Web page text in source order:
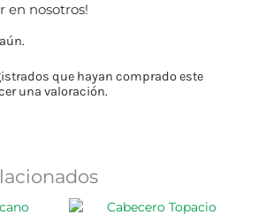
en nosotros!
que hayan comprado este
una valoración.